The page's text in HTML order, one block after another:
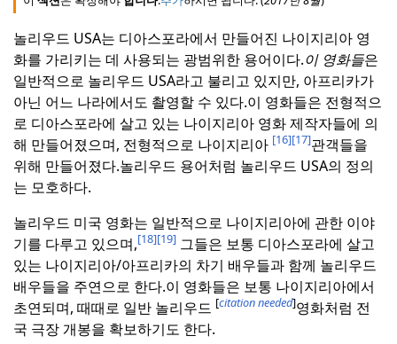
놀리우드 USA는 디아스포라에서 만들어진 나이지리아 영
화를 가리키는 데 사용되는 광범위한 용어이다.이 영화들은
일반적으로 놀리우드 USA라고 불리고 있지만, 아프리카가
아닌 어느 나라에서도 촬영할 수 있다.이 영화들은 전형적으
로 디아스포라에 살고 있는 나이지리아 영화 제작자들에 의
해 만들어졌으며, 전형적으로 나이지리아 [16][17]관객들을
위해 만들어졌다.놀리우드 용어처럼 놀리우드 USA의 정의
는 모호하다.
놀리우드 미국 영화는 일반적으로 나이지리아에 관한 이야
기를 다루고 있으며,[18][19] 그들은 보통 디아스포라에 살고
있는 나이지리아/아프리카의 차기 배우들과 함께 놀리우드
배우들을 주연으로 한다.이 영화들은 보통 나이지리아에서
초연되며, 때때로 일반 놀리우드 [citation needed]영화처럼 전
국 극장 개봉을 확보하기도 한다.